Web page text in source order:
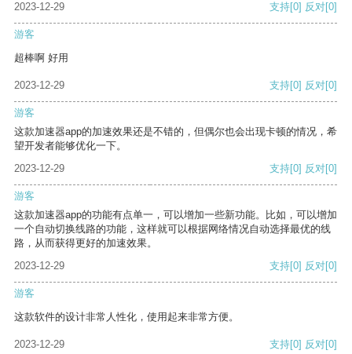
2023-12-29 支持[0] 反对[0]
游客
超棒啊 好用
2023-12-29 支持[0] 反对[0]
游客
这款加速器app的加速效果还是不错的，但偶尔也会出现卡顿的情况，希
望开发者能够优化一下。
2023-12-29
支持[0] 反对[0]
游客
这款加速器app的功能有点单一，可以增加一些新功能。比如，可以增加
一个自动切换线路的功能，这样就可以根据网络情况自动选择最优的线
路，从而获得更好的加速效果。
2023-12-29
支持[0] 反对[0]
游客
这款软件的设计非常人性化，使用起来非常方便。
2023-12-29 支持[0] 反对[0]